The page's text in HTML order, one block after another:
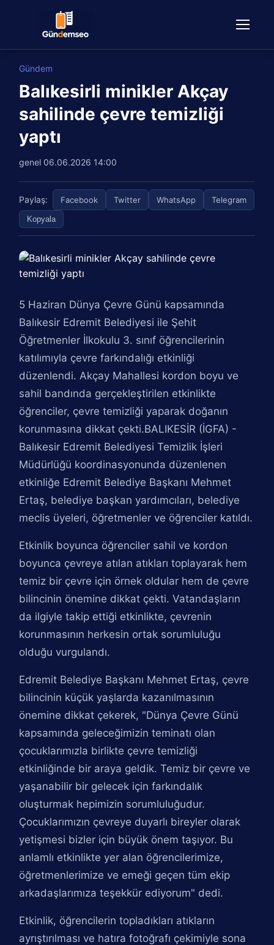
Gündem
Balıkesirli minikler Akçay
sahilinde çevre temizliği
yaptı
genel 06.06.2026 14:00
Paylaş: Facebook Twitter WhatsApp Telegram
Kopyala
5 Haziran Dünya Çevre Günü kapsamında
Balıkesir Edremit Belediyesi ile Şehit
Öğretmenler İlkokulu 3. sınıf öğrencilerinin
katılımıyla çevre farkındalığı etkinliği
düzenlendi. Akçay Mahallesi kordon boyu ve
sahil bandında gerçekleştirilen etkinlikte
öğrenciler, çevre temizliği yaparak doğanın
korunmasına dikkat çekti.BALIKESİR (İGFA) -
Balıkesir Edremit Belediyesi Temizlik İşleri
Müdürlüğü koordinasyonunda düzenlenen
etkinliğe Edremit Belediye Başkanı Mehmet
Ertaş, belediye başkan yardımcıları, belediye
meclis üyeleri, öğretmenler ve öğrenciler katıldı.
Etkinlik boyunca öğrenciler sahil ve kordon
boyunca çevreye atılan atıkları toplayarak hem
temiz bir çevre için örnek oldular hem de çevre
bilincinin önemine dikkat çekti. Vatandaşların
da ilgiyle takip ettiği etkinlikte, çevrenin
korunmasının herkesin ortak sorumluluğu
olduğu vurgulandı.
Edremit Belediye Başkanı Mehmet Ertaş, çevre
bilincinin küçük yaşlarda kazanılmasının
önemine dikkat çekerek, "Dünya Çevre Günü
kapsamında geleceğimizin teminatı olan
çocuklarımızla birlikte çevre temizliği
etkinliğinde bir araya geldik. Temiz bir çevre ve
yaşanabilir bir gelecek için farkındalık
oluşturmak hepimizin sorumluluğudur.
Çocuklarımızın çevreye duyarlı bireyler olarak
yetişmesi bizler için büyük önem taşıyor. Bu
anlamlı etkinlikte yer alan öğrencilerimize,
öğretmenlerimize ve emeği geçen tüm ekip
arkadaşlarımıza teşekkür ediyorum" dedi.
Etkinlik, öğrencilerin topladıkları atıkların
ayrıştırılması ve hatıra fotoğrafı çekimiyle sona